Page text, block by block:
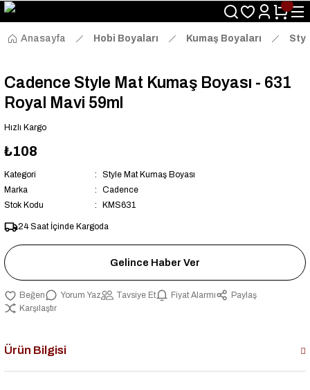
Size Özel "HG10" Kodu ile Sepette Hemen %10 İndirim Fırsatını
Kaçırmayın!
Anasayfa
Hobi Boyaları Kumaş Boyaları
Cadence Style Mat Kumaş Boyası - 631
Royal Mavi 59ml
Hızlı Kargo
₺108
Kategori
Style Mat Kumaş Boyası
Marka
Cadence
Stok Kodu
KMS631
24 Saat İçinde Kargoda
Gelince Haber Ver
Yorum Yaz Tavsiye Et Fiyat Alarmı
Paylaş
Karşılaştır
Ürün Bilgisi